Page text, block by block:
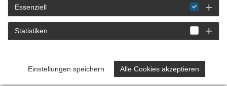
Referenzprojekte
Energetische Gebäudesanierung - Koblenz
Betriebserweiterung Noll Werkstätten GmbH -
Essenziell
Statistiken
Einstellungen speichern Alle Cookies akzeptieren